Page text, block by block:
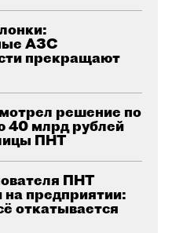
АЗС
прекращают
решение по
40 млрд рублей
ПНТ
ПНТ
на предприятии:
откатывается